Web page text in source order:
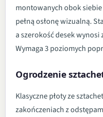
montowanych obok
pełną osłonę wizualną.
a szerokość desek wynosi
Wymaga 3 poziomych
Ogrodzenie
Klasyczne płoty ze
zakończeniach z